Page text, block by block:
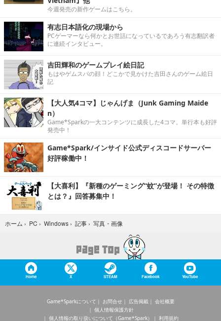
今週発売の新作ゲームはこちら。
有志日本語化の現場から
PCゲーマーなら何かとお世話になっているであろう有志翻訳者
に連続インタビュー。
吉田輝和のゲームプレイ絵日記
もはやゲムスパの顔！どこかで見かけた吉田さんのゲーム絵日
記
【大人気4コマ】じゃんげま（Junk Gaming Maide
n）
Game*Sparkの一大コンテンツに成長した4コマ。単行本も好評
発売中！
Game*Spark/インサイド公式ディスコードサーバー
好評稼働中！
【大喜利】『新種のゲーミング“蚊”が登場！ その特徴
とは？』回答募集中！
ホーム › PC › Windows › 記事 › 写真・画像
Home X STEAM Facebook YouTube
Game*Sparkについて お問合せ 広告掲載
会社概要
個人情報保護方針
個人情報の取り扱いについて（Game*Spark）
利用規約